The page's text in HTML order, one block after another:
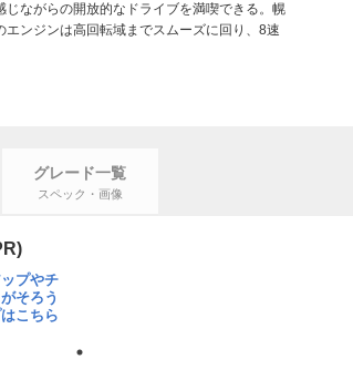
ながらの開放的なドライブを満喫できる。幌
ンジンは高回転域までスムーズに回り、8速
グレード一覧
スペック・画像
プやチ
そろう
こちら